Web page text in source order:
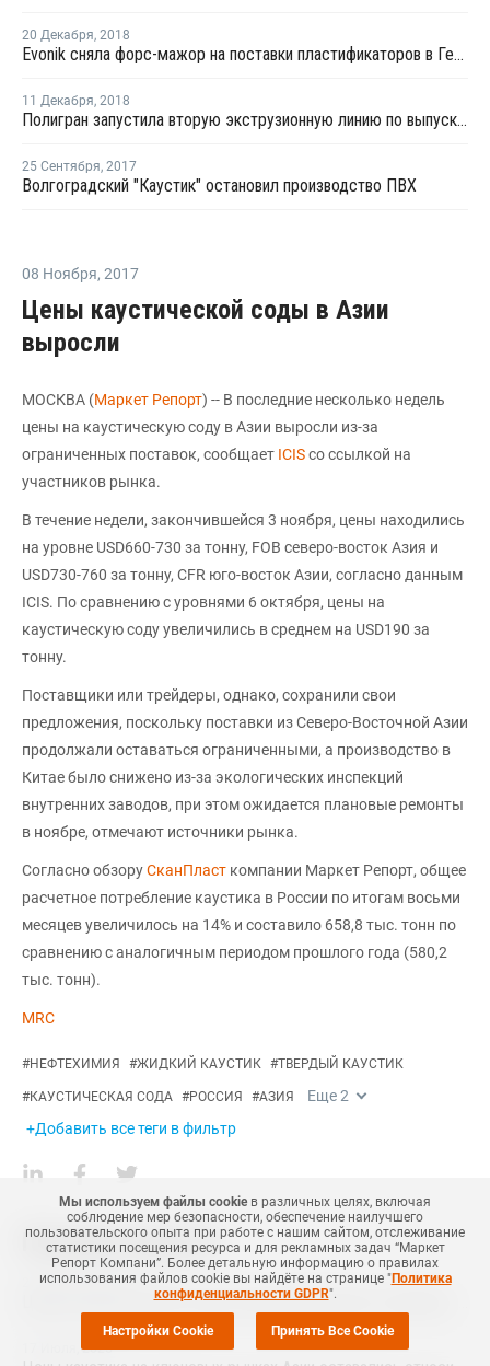
20 Декабря, 2018
Evonik сняла форс-мажор на поставки пластификаторов в Германии
11 Декабря, 2018
Полигран запустила вторую экструзионную линию по выпуску композитов в Татарстане
25 Сентября, 2017
Волгоградский "Каустик" остановил производство ПВХ
08 Ноября, 2017
Цены каустической соды в Азии
выросли
МОСКВА (Маркет Репорт) -- В последние несколько недель
цены на каустическую соду в Азии выросли из-за
ограниченных поставок, сообщает ICISсо ссылкой на
участников рынка.
В течение недели, закончившейся 3 ноября, цены находились
на уровне USD660-730 за тонну, FOB северо-восток Азия и
USD730-760 за тонну, CFR юго-восток Азии, согласно данным
ICIS. По сравнению с уровнями 6 октября, цены на
каустическую соду увеличились в среднем на USD190 за
тонну.
Поставщики или трейдеры, однако, сохранили свои
предложения, поскольку поставки из Северо-Восточной Азии
продолжали оставаться ограниченными, а производство в
Китае было снижено из-за экологических инспекций
внутренних заводов, при этом ожидается плановые ремонты
в ноябре, отмечают источники рынка.
Согласно обзоруСканПласт компании Маркет Репорт, общее
расчетное потребление каустика в России по итогам восьми
месяцев увеличилось на 14% и составило 658,8 тыс. тонн по
сравнению с аналогичным периодом прошлого года (580,2
тыс. тонн).
MRC
#НЕФТЕХИМИЯ #ЖИДКИЙ КАУСТИК #ТВЕРДЫЙ КАУСТИК
#КАУСТИЧЕСКАЯ СОДА #РОССИЯ #АЗИЯ Еще2
+Добавить все теги в фильтр
Похожие новости
27 Августа,2025
,2025
Мы используем файлы cookieв различных целях, включая
соблюдение мер безопасности, обеспечение наилучшего
пользовательского опыта при работе с нашим сайтом, отслеживание
статистики посещения ресурса и для рекламных задач “Маркет
Репорт Компани”. Более детальную информацию о правилах
использования файлов cookie вы найдёте на странице "Политика
конфиденциальности GDPR".
Настройки Cookie Принять Все Cookie